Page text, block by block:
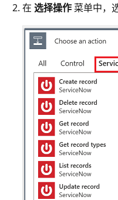
在 选择操作 菜单中，